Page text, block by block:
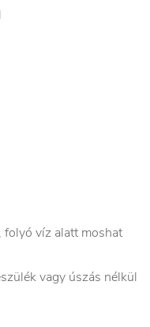
folyó víz alatt moshat
vagy úszás nélkül